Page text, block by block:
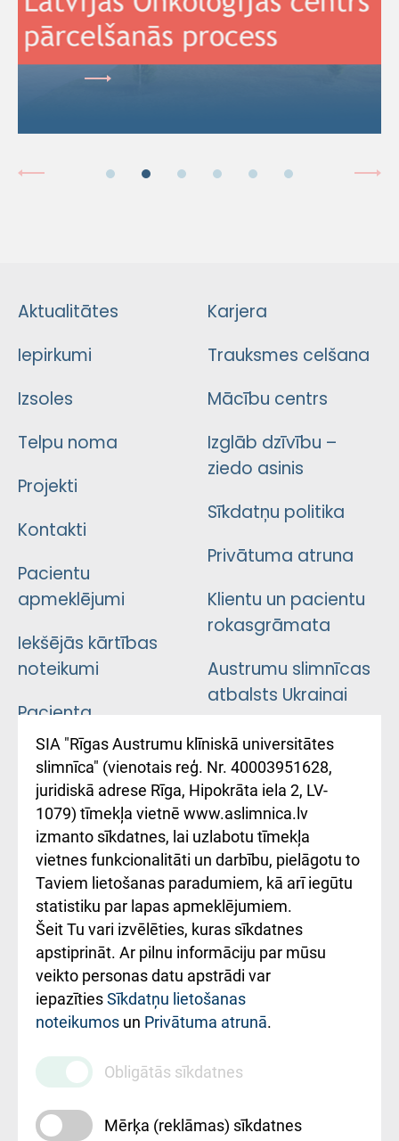
Aktualitātes
Iepirkumi
Izsoles
Telpu noma
Projekti
Kontakti
Pacientu
apmeklējumi
Iekšējās kārtības
noteikumi
Pacienta
atsauksmju/sūdzību
iesniegšanas
kārtība
Kā pie mums nokļūt
Rēķinu apmaksas
ceļvedis
Rekvizīti un
ārstniecības
iestādes kods
010000234
Maksas
pakalpojumu
cenrādis
Karjera
Trauksmes celšana
Mācību centrs
Izglāb dzīvību –
ziedo asinis
Sīkdatņu politika
Privātuma atruna
Klientu un pacientu
rokasgrāmata
Austrumu slimnīcas
atbalsts Ukrainai
Підтримка Східної
лікарні та співпраця з
Україною
SIA "Rīgas Austrumu klīniskā universitātes
slimnīca" (vienotais reģ. Nr. 40003951628,
juridiskā adrese Rīga, Hipokrāta iela 2, LV-
1079) tīmekļa vietnē www.aslimnica.lv
izmanto sīkdatnes, lai uzlabotu tīmekļa
vietnes funkcionalitāti un darbību, pielāgotu to
Taviem lietošanas paradumiem, kā arī iegūtu
statistiku par lapas apmeklējumiem.
Šeit Tu vari izvēlēties, kuras sīkdatnes
apstiprināt. Ar pilnu informāciju par mūsu
veikto personas datu apstrādi var
iepazītiesSīkdatņu lietošanas
noteikumos un Privātuma atrunā.
Obligātās sīkdatnes
Mērķa (reklāmas) sīkdatnes